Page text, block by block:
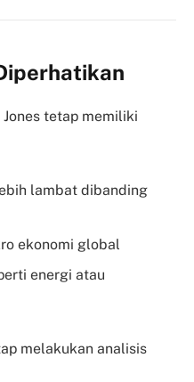
tetap memiliki
lambat dibanding
ekonomi global
energi atau
melakukan analisis